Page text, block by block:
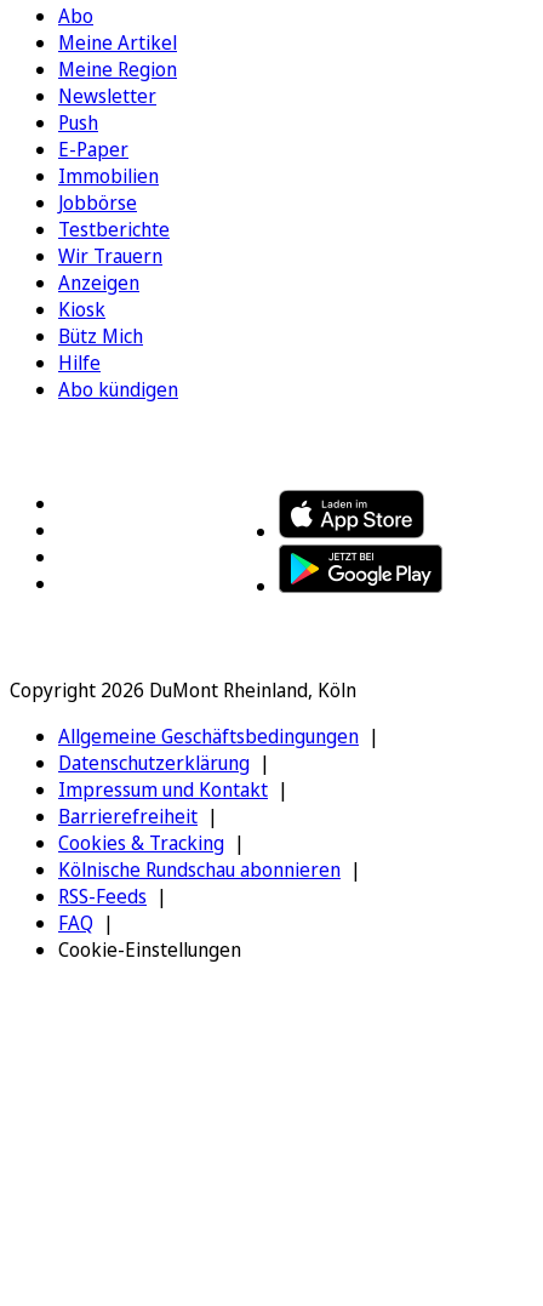
Abo
Meine Artikel
Meine Region
Newsletter
Push
E-Paper
Immobilien
Jobbörse
Testberichte
Wir Trauern
Anzeigen
Kiosk
Bütz Mich
Hilfe
Abo kündigen
Copyright 2026 DuMont Rheinland, Köln
Allgemeine Geschäftsbedingungen
Datenschutzerklärung
Impressum und Kontakt
Barrierefreiheit
Cookies & Tracking
Kölnische Rundschau abonnieren
RSS-Feeds
FAQ
Cookie-Einstellungen